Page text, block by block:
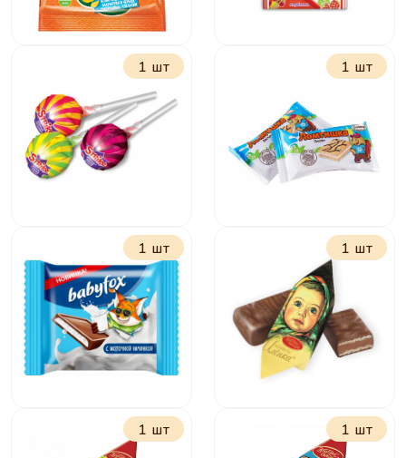
Мармелад Крут
Фрут Змейки 70 г
Жевательная
конфета Баба Яга
11 г
1 шт
Карамель на
палочке Страйк 11
1 шт
Ломтишка
1 шт 1 шт
1 шт 1 шт